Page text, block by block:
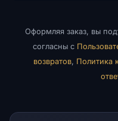
Оформляя заказ, вы
согласны с
возвратов, Политика